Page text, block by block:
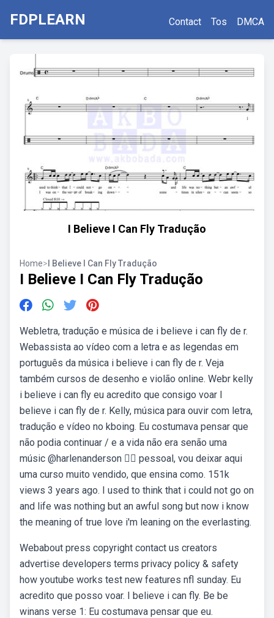
FDPLEARN Contact Tos DMCA
I Believe I Can Fly Tradução
Home> I Believe I Can Fly Tradução
I Believe I Can Fly Tradução
Webletra, tradução e música de i believe i can fly de r.
Webassista ao vídeo com a letra e as legendas em
português da música i believe i can fly de r. Veja
também cursos de desenho e violão online. Webr kelly
i believe i can fly eu acredito que consigo voar I
believe i can fly de r. Kelly, música para ouvir com letra,
tradução e vídeo no kboing. Eu costumava pensar que
não podia continuar / e a vida não era senão uma
músic @harlenanderson 👇🏿 pessoal, vou deixar aqui
uma curso muito vendido, que ensina como. 151k
views 3 years ago. I used to think that i could not go on
and life was nothing but an awful song but now i know
the meaning of true love i'm leaning on the everlasting.
Webabout press copyright contact us creators
advertise developers terms privacy policy & safety
how youtube works test new features nfl sunday. Eu
acredito que posso voar. I believe i can fly. Be be
winans verse 1: Eu costumava pensar que eu.